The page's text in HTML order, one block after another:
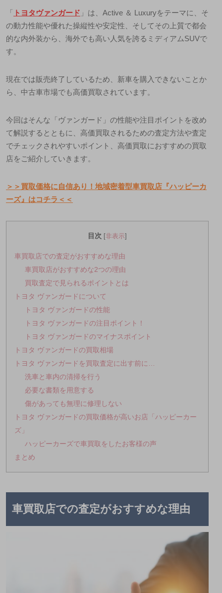
「 トヨタヴァンガード 」は、Active ＆ Luxuryをテーマに、そ
の動力性能や優れた操縦性や安定性、そしてその上質で都会
的な内外装から、海外でも高い人気を誇るミディアムSUVで
す。
現在では販売終了しているため、新車を購入できないことか
ら、中古車市場でも高価買取されています。
今回はそんな「ヴァンガード」の性能や注目ポイントを改め
て解説するとともに、高価買取されるための査定方法や査定
でチェックされやすいポイント、高価買取におすすめの買取
店をご紹介していきます。
＞＞買取価格に自信あり！地域密着型車買取店『ハッピーカ
ーズ』はコチラ＜＜
目次 [非表示]
車買取店での査定がおすすめな理由
車買取店がおすすめな2つの理由
買取査定で見られるポイントとは
トヨタ ヴァンガードについて
トヨタ ヴァンガードの性能
トヨタ ヴァンガードの注目ポイント！
トヨタ ヴァンガードのマイナスポイント
トヨタ ヴァンガードの買取相場
トヨタ ヴァンガードを買取査定に出す前に…
洗車と車内の清掃を行う
必要な書類を用意する
傷があっても無理に修理しない
トヨタ ヴァンガードの買取価格が高いお店「ハッピーカー
ズ」
ハッピーカーズで車買取をしたお客様の声
まとめ
車買取店での査定がおすすめな理由